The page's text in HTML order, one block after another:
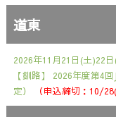
道東
2026年11月21日(土)22
【釧路】
2026年度第4
定）
（申込締切：10/28(